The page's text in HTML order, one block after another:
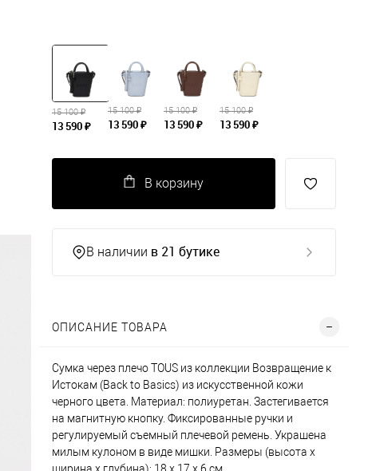
15 100 ₽
13 590 ₽
15 100 ₽
13 590 ₽
15 100 ₽
13 590 ₽
15 100 ₽
13 590 ₽
В корзину
В наличии в 21 бутике
ОПИСАНИЕ ТОВАРА
Сумка через плечо TOUS из коллекции Возвращение к
Истокам (Back to Basics) из искусственной кожи
черного цвета. Материал: полиуретан. Застегивается
на магнитную кнопку. Фиксированные ручки и
регулируемый съемный плечевой ремень. Украшена
милым кулоном в виде мишки. Размеры (высота х
ширина х глубина): 18 х 17 х 6 см.